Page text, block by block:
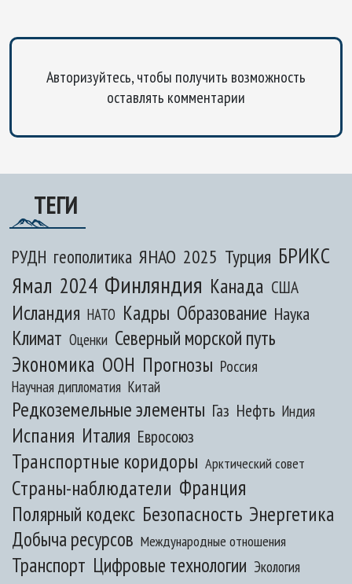
Авторизуйтесь, чтобы получить возможность
оставлять комментарии
ТЕГИ
РУДН геополитика ЯНАО 2025 Турция БРИКС
Ямал 2024 Финляндия Канада США
Исландия НАТО Кадры Образование Наука
Климат Оценки Северный морской путь
Экономика ООН Прогнозы Россия
Научная дипломатия Китай
Редкоземельные элементы Газ Нефть Индия
Испания Италия Евросоюз
Транспортные коридоры Арктический совет
Страны-наблюдатели Франция
Полярный кодекс Безопасность Энергетика
Добыча ресурсов Международные отношения
Транспорт Цифровые технологии Экология